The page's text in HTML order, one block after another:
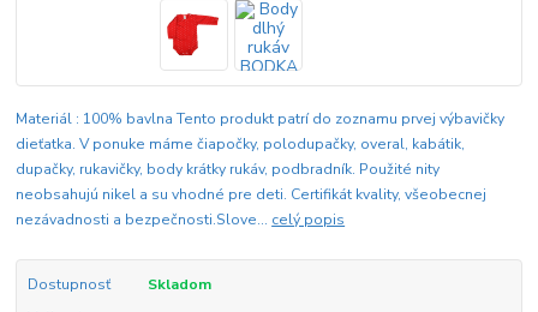
Materiál : 100% bavlna Tento produkt patrí do zoznamu prvej výbavičky
dieťatka. V ponuke máme čiapočky, polodupačky, overal, kabátik,
dupačky, rukavičky, body krátky rukáv, podbradník. Použité nity
neobsahujú nikel a su vhodné pre deti. Certifikát kvality, všeobecnej
nezávadnosti a bezpečnosti.Slove... celý popis
Dostupnosť
Skladom